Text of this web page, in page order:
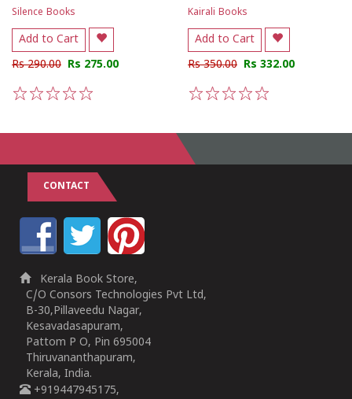
Silence Books
Add to Cart
Rs 290.00 Rs 275.00
Kairali Books
Add to Cart
Rs 350.00 Rs 332.00
CONTACT
Kerala Book Store,
C/O Consors Technologies Pvt Ltd,
B-30,Pillaveedu Nagar,
Kesavadasapuram,
Pattom P O, Pin 695004
Thiruvananthapuram,
Kerala, India.
+919447945175,